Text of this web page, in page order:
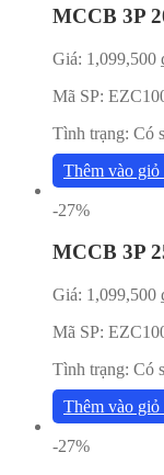
MCCB 3P
Giá: 1,099,500
Mã SP:
Tình trạng: Có
Thêm vào giỏ
-27%
MCCB 3P
Giá: 1,099,500
Mã SP:
Tình trạng: Có
Thêm vào giỏ
-27%